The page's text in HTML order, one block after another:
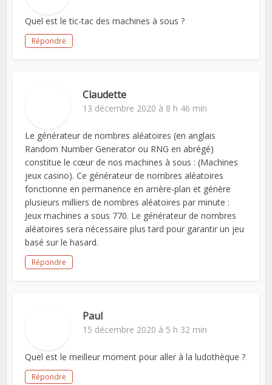
Quel est le tic-tac des machines à sous ?
Répondre
Claudette
13 décembre 2020 à 8 h 46 min
Le générateur de nombres aléatoires (en anglais
Random Number Generator ou RNG en abrégé)
constitue le cœur de nos machines à sous : (Machines
jeux casino). Ce générateur de nombres aléatoires
fonctionne en permanence en arrière-plan et génère
plusieurs milliers de nombres aléatoires par minute :
Jeux machines a sous 770. Le générateur de nombres
aléatoires sera nécessaire plus tard pour garantir un jeu
basé sur le hasard.
Répondre
Paul
15 décembre 2020 à 5 h 32 min
Quel est le meilleur moment pour aller à la ludothèque ?
Répondre